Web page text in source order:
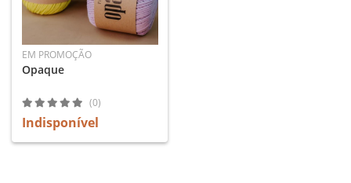
EM PROMOÇÃO
Opaque
(0)
Indisponível